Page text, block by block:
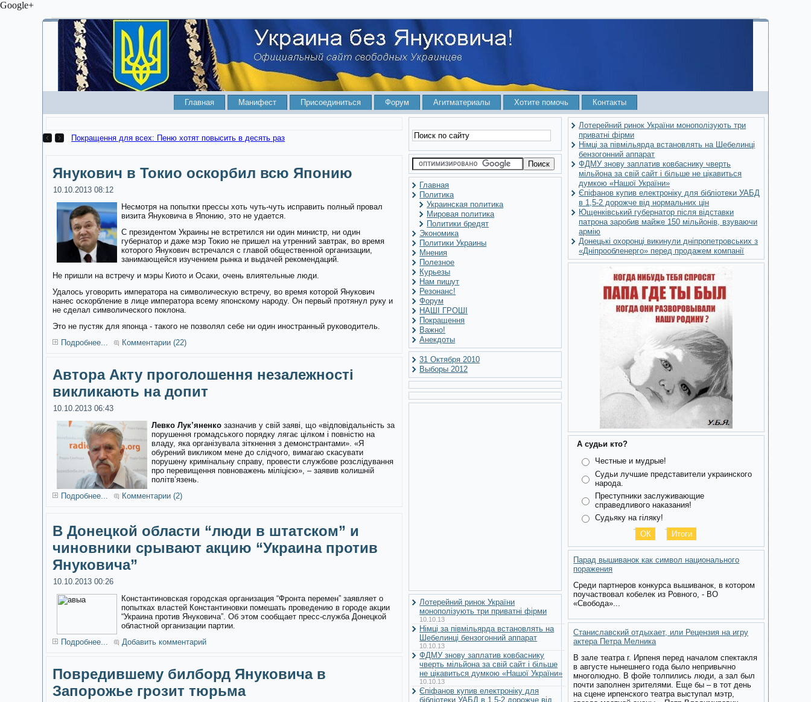
Google+
Главная Манифест Присоединиться Форум Агитматериалы Хотите помочь Контакты
Покращення для всех: Пеню хотят повысить в десять раз
Янукович в Токио оскорбил всю Японию
10.10.2013 08:12
Несмотря на попытки прессы хоть чуть-чуть исправить полный провал
визита Януковича в Японию, это не удается.
С президентом Украины не встретился ни один министр, ни один
губернатор и даже мэр Токио не пришел на утренний завтрак, во время
которого Янукович встречался с главой общественной организации,
занимающейся изучением рынка и выдачей рекомендаций.
Не пришли на встречу и мэры Киото и Осаки, очень влиятельные люди.
Удалось уговорить императора на символическую встречу, во время которой Янукович
нанес оскорбление в лице императора всему японскому народу. Он первый протянул руку и
не сделал символического поклона.
Это не пустяк для японца - такого не позволял себе ни один иностранный руководитель.
Подробнее...
Комментарии (22)
Автора Акту проголошення незалежності
викликають на допит
10.10.2013 06:43
Левко Лук’яненко зазначив у свій заяві, що «відповідальність за
порушення громадського порядку лягає цілком і повністю на
владу, яка організувала зіткнення з демонстрантами». «Я
обурений викликом мене до слідчого, вимагаю скасувати
порушену кримінальну справу, провести службове розслідування
про перевищення повноважень міліцією», – заявив колишній
політв’язень.
Подробнее...
Комментарии (2)
В Донецкой области “люди в штатском” и
чиновники срывают акцию “Украина против
Януковича”
10.10.2013 00:26
Константиновская городская организация “Фронта перемен” заявляет о
попытках властей Константиновки помешать проведению в городе акции
“Украина против Януковича”. Об этом сообщает пресс-служба Донецкой
областной организации партии.
Подробнее...
Добавить комментарий
Повредившему билборд Януковича в
Запорожье грозит тюрьма
Главная
Политика
Украинская политика
Мировая политика
Политики бредят
Экономика
Политики Украины
Мнения
Полезное
Курьезы
Нам пишут
Резонанс!
Форум
НАШІ ГРОШІ
Покращення
Важно!
Анекдоты
31 Октября 2010
Выборы 2012
Лотерейний ринок України
монополізують три приватні фірми
10.10.13
Німці за півмільярда встановлять на
Шебелинці бензогонний аппарат
10.10.13
ФДМУ знову заплатив ковбаснику
чверть мільйона за свій сайт і більше
не цікавиться думкою «Нашої України»
10.10.13
Єпіфанов купив електроніку для
бібліотеки УАБД в 1,5-2 дорожче від
Лотерейний ринок України монополізують три
приватні фірми
Німці за півмільярда встановлять на Шебелинці
бензогонний аппарат
ФДМУ знову заплатив ковбаснику чверть
мільйона за свій сайт і більше не цікавиться
думкою «Нашої України»
Єпіфанов купив електроніку для бібліотеки УАБД
в 1,5-2 дорожче від нормальних цін
Ющенківський губернатор після відставки
патрона заробив майже 150 мільйонів, взуваючи
армію
Донецькі охоронці викинули дніпропетровських з
«Дніпрообленерго» перед продажем компанії
А судьи кто?
Честные и мудрые!
Судьи лучшие представители украинского
народа.
Преступники заслуживающие
справедливого наказания!
Судьяку на гіляку!
Парад вышиванок как символ национального
поражения
Среди партнеров конкурса вышиванок, в котором
поучаствовал кобелек из Ровного, - ВО
«Свобода»...
Станиславский отдыхает, или Рецензия на игру
актера Петра Мелника
В зале театра г. Ирпеня перед началом спектакля
в августе нынешнего года было непривычно
многолюдно. В фойе толпились люди, а зал был
почти заполнен зрителями. Еще бы – в тот день
на сцене ирпенского театра выступал мэтр,